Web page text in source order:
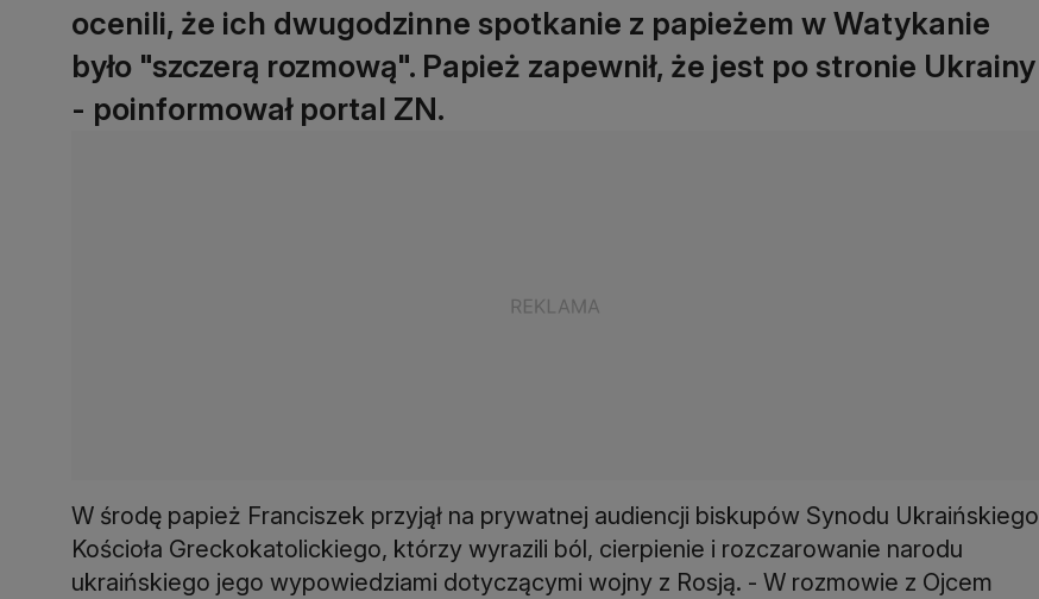
ocenili, że ich dwugodzinne spotkanie z papieżem w Watykanie
było "szczerą rozmową". Papież zapewnił, że jest po stronie Ukrainy
- poinformował portal ZN.
W środę papież Franciszek przyjął na prywatnej audiencji biskupów Synodu Ukraińskiego
Kościoła Greckokatolickiego, którzy wyrazili ból, cierpienie i rozczarowanie narodu
ukraińskiego jego wypowiedziami dotyczącymi wojny z Rosją. - W rozmowie z Ojcem